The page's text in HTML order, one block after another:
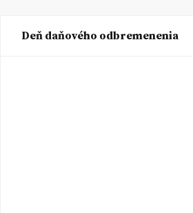
Deň daňového odbremenenia